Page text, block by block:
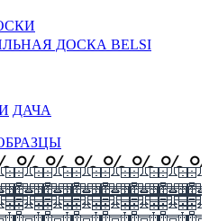
ДОСКА BELSI
ДАЧА